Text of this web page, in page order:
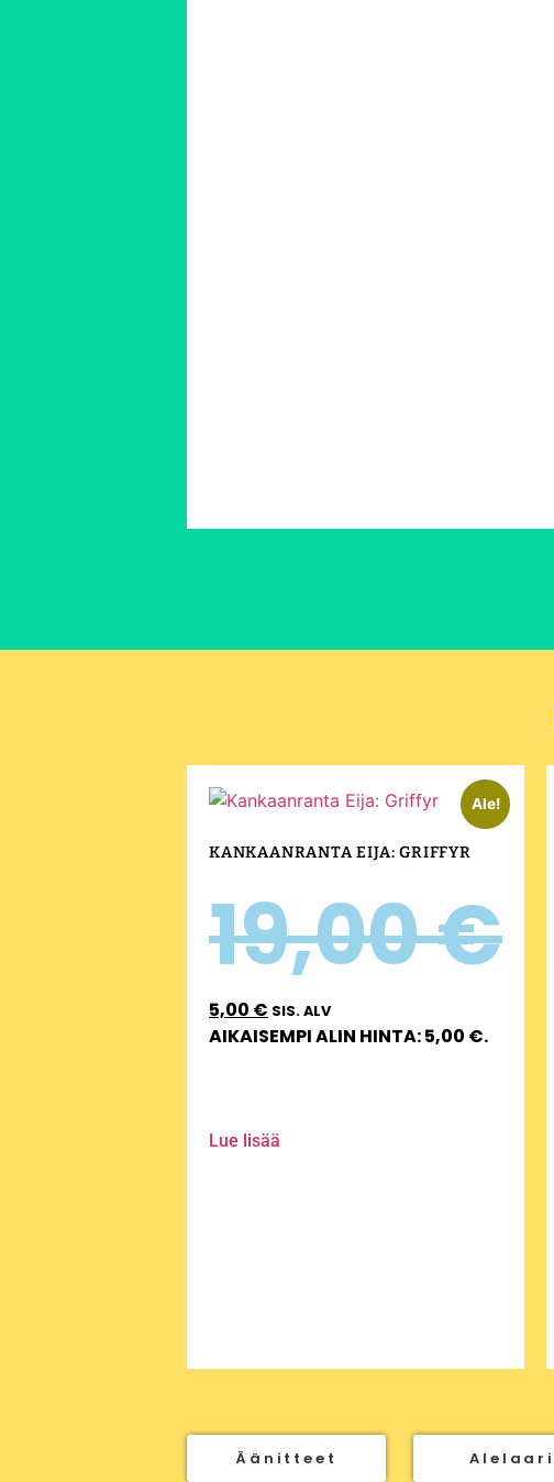
Ale!
KANKAANRANTA EIJA: GRIFFYR
19,00€
5,00 € SIS. ALV
AIKAISEMPI ALIN HINTA:5,00 €.
Lue lisää
Äänitteet Alelaari